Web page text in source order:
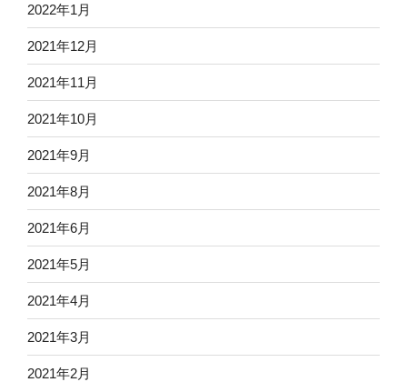
2022年1月
2021年12月
2021年11月
2021年10月
2021年9月
2021年8月
2021年6月
2021年5月
2021年4月
2021年3月
2021年2月